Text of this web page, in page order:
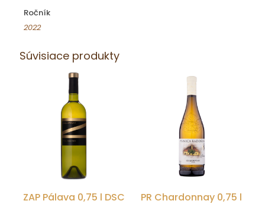
Ročník
2022
Súvisiace produkty
ZAP Pálava 0,75 l DSC
PR Chardonnay 0,75 l